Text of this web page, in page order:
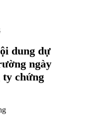
dung dự
ngày
ty chứng